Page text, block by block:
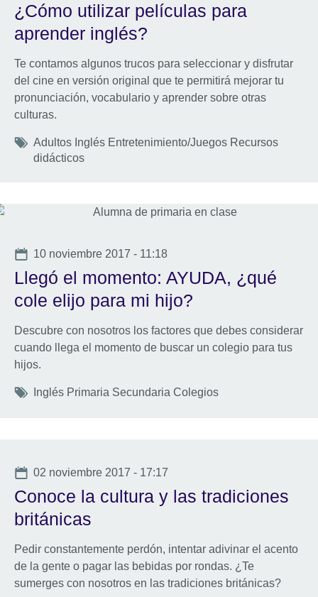
¿Cómo utilizar películas para
aprender inglés?
Te contamos algunos trucos para seleccionar y disfrutar
del cine en versión original que te permitirá mejorar tu
pronunciación, vocabulario y aprender sobre otras
culturas.
Tags
Adultos Inglés Entretenimiento/Juegos Recursos
didácticos
Date
10 noviembre 2017 - 11:18
Llegó el momento: AYUDA, ¿qué
cole elijo para mi hijo?
Descubre con nosotros los factores que debes considerar
cuando llega el momento de buscar un colegio para tus
hijos.
Tags
Inglés Primaria Secundaria Colegios
Date
02 noviembre 2017 - 17:17
Conoce la cultura y las tradiciones
británicas
Pedir constantemente perdón, intentar adivinar el acento
de la gente o pagar las bebidas por rondas. ¿Te
sumerges con nosotros en las tradiciones británicas?